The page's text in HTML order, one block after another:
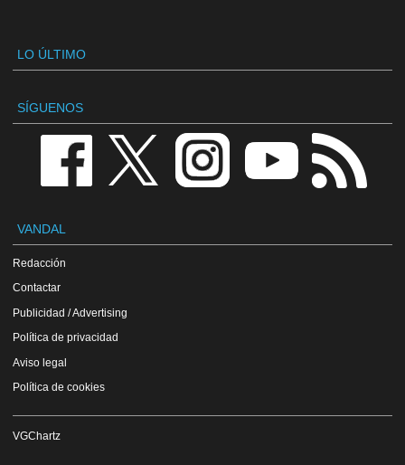
LO ÚLTIMO
SÍGUENOS
VANDAL
Redacción
Contactar
Publicidad / Advertising
Política de privacidad
Aviso legal
Política de cookies
VGChartz